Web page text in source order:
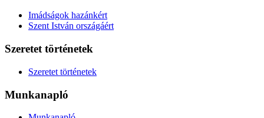
Imádságok hazánkért
Szent István országáért
Szeretet történetek
Szeretet történetek
Munkanapló